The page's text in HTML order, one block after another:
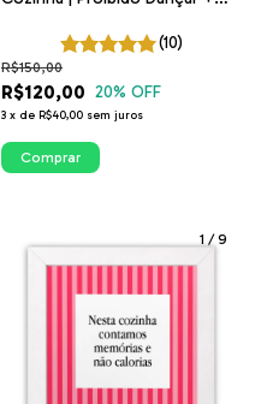
Coleção Portugal
(10)
R$120,00
R$150,00
20% OFF
3 x de R$40,00 sem juros
Comprar
1 /9